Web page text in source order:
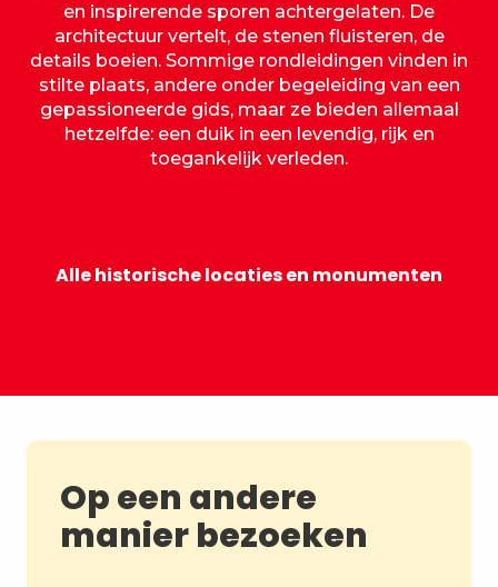
en inspirerende sporen achtergelaten. De
architectuur vertelt, de stenen fluisteren, de
details boeien. Sommige rondleidingen vinden in
stilte plaats, andere onder begeleiding van een
gepassioneerde gids, maar ze bieden allemaal
hetzelfde: een duik in een levendig, rijk en
toegankelijk verleden.
Kasteel van de hertogen van
Alle historische locaties en monumenten
Op een andere
manier bezoeken